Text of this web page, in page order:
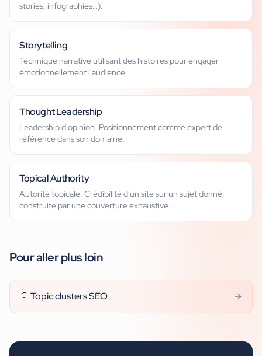
stories, infographies…).
Storytelling
Technique narrative utilisant des histoires pour engager
émotionnellement l'audience.
Thought Leadership
Leadership d'opinion. Positionnement comme expert de
référence dans son domaine.
Topical Authority
Autorité topicale. Crédibilité d'un site sur un sujet donné,
construite par une couverture exhaustive.
Pour aller plus loin
📄 Topic clusters SEO